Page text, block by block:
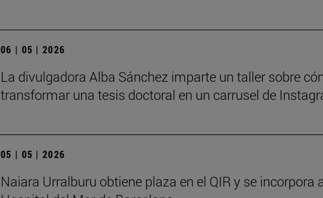
06 | 05 | 2026
La divulgadora Alba Sánchez imparte un taller sobre
transformar una tesis doctoral en un carrusel de
05 | 05 | 2026
Naiara Urralburu obtiene plaza en el QIR y se incorpora